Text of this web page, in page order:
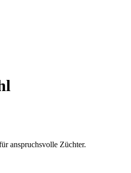
anspruchsvolle Züchter.